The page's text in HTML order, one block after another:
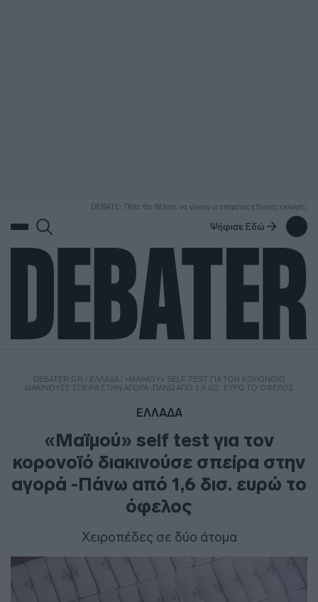
DEBATE: Πότε θα θέλατε να γίνουν οι επόμενες εθνικές εκλογές;
Ψήφισε Εδώ
DEBATER.GR / ΕΛΛΑΔΑ/ «ΜΑΪΜΟΎ» SELF TEST ΓΙΑ ΤΟΝ ΚΟΡΟΝΟΪΌ
ΔΙΑΚΙΝΟΎΣΕ ΣΠΕΊΡΑ ΣΤΗΝ ΑΓΟΡΆ -ΠΆΝΩ ΑΠΌ 1,6 ΔΙΣ. ΕΥΡΏ ΤΟ ΌΦΕΛΟΣ
ΕΛΛΑΔΑ
«Μαϊμού» self test για τον
κορονοϊό διακινούσε σπείρα στην
αγορά -Πάνω από 1,6 δισ. ευρώ το
όφελος
Χειροπέδες σε δύο άτομα